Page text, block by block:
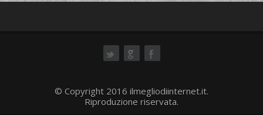
© Copyright 2016 ilmegliodiinternet.it.
Riproduzione riservata.